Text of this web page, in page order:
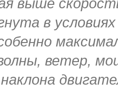
в
ветер,